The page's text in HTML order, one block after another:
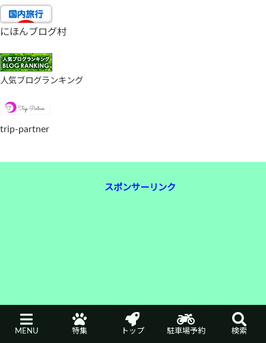
にほんブログ村
人気ブログランキング
trip-partner
スポンサーリンク
MENU 特集 トップ 駐車場予約 検索